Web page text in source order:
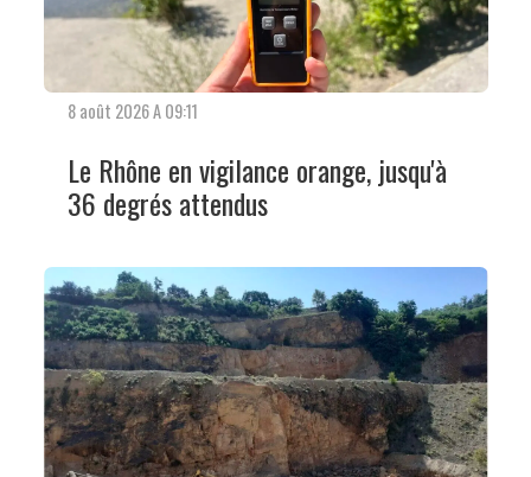
8 août 2026 A 09:11
Le Rhône en vigilance orange, jusqu'à
36 degrés attendus